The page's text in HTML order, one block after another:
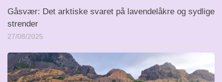
Gåsvær: Det arktiske svaret på lavendelåkre og sydlige
strender
27/08/2025